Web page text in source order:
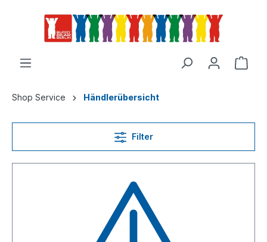
Shop Service Händlerübersicht
Filter